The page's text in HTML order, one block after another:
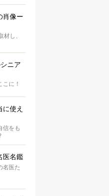
肖像ー
し、
ニア
に！
に使え
信をも
医名鑑
名医た